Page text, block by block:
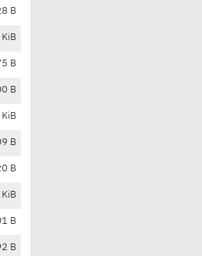
B
B
B
B
B
B
B